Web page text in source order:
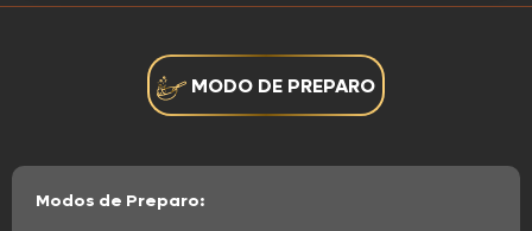
MODO DE PREPARO
Modos de Preparo: